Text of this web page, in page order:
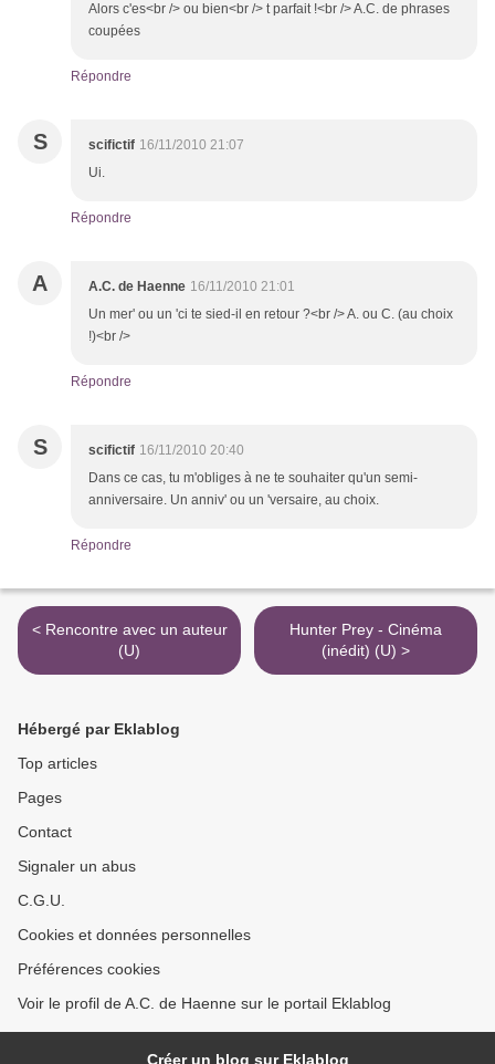
Alors c'es<br /> ou bien<br /> t parfait !<br /> A.C. de phrases
coupées
Répondre
S scifictif 16/11/2010 21:07
Ui.
Répondre
A A.C. de Haenne 16/11/2010 21:01
Un mer' ou un 'ci te sied-il en retour ?<br /> A. ou C. (au choix
!)<br />
Répondre
S scifictif 16/11/2010 20:40
Dans ce cas, tu m'obliges à ne te souhaiter qu'un semi-
anniversaire. Un anniv' ou un 'versaire, au choix.
Répondre
< Rencontre avec un auteur
(U)
Hunter Prey - Cinéma
(inédit) (U) >
Hébergé par Eklablog
Top articles
Pages
Contact
Signaler un abus
C.G.U.
Cookies et données personnelles
Préférences cookies
Voir le profil de A.C. de Haenne sur le portail Eklablog
Créer un blog sur Eklablog